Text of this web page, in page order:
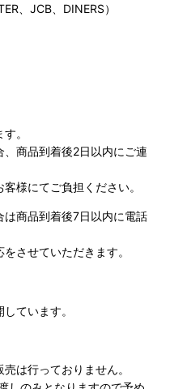
、JCB、DINERS）
。
、商品到着後2日以内にご連
様にてご負担ください。
商品到着後7日以内に電話
させていただきます。
ています。
は行っておりません。